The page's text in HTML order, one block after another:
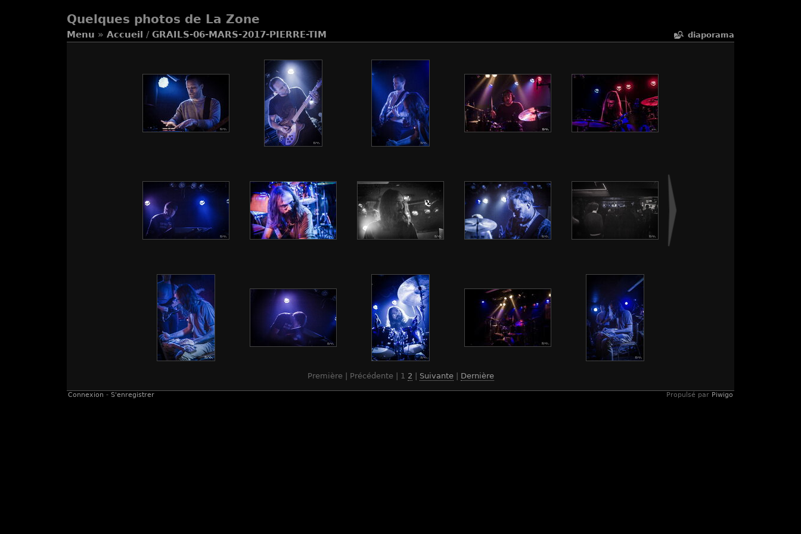
Quelques photos de La Zone
Menu » Accueil / GRAILS-06-MARS-2017-PIERRE-TIM diaporama
Première | Précédente | 1 2 Suivante| Dernière
Connexion - S'enregistrer Propulsé par Piwigo